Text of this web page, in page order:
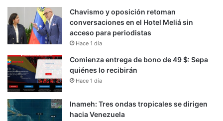
Chavismo y oposición retoman
conversaciones en el Hotel Meliá sin
acceso para periodistas
Hace 1 día
Comienza entrega de bono de 49 $: Sepa
quiénes lo recibirán
Hace 1 día
Inameh: Tres ondas tropicales se dirigen
hacia Venezuela